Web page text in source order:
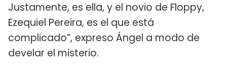
Justamente, es ella, y el novio de Floppy,
Ezequiel Pereira, es el que está
complicado”, expreso Ángel a modo de
develar el misterio.